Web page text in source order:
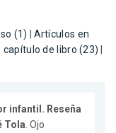
(1)
Artículos en
capítulo de libro (23)
infantil. Reseña
Tola . Ojo